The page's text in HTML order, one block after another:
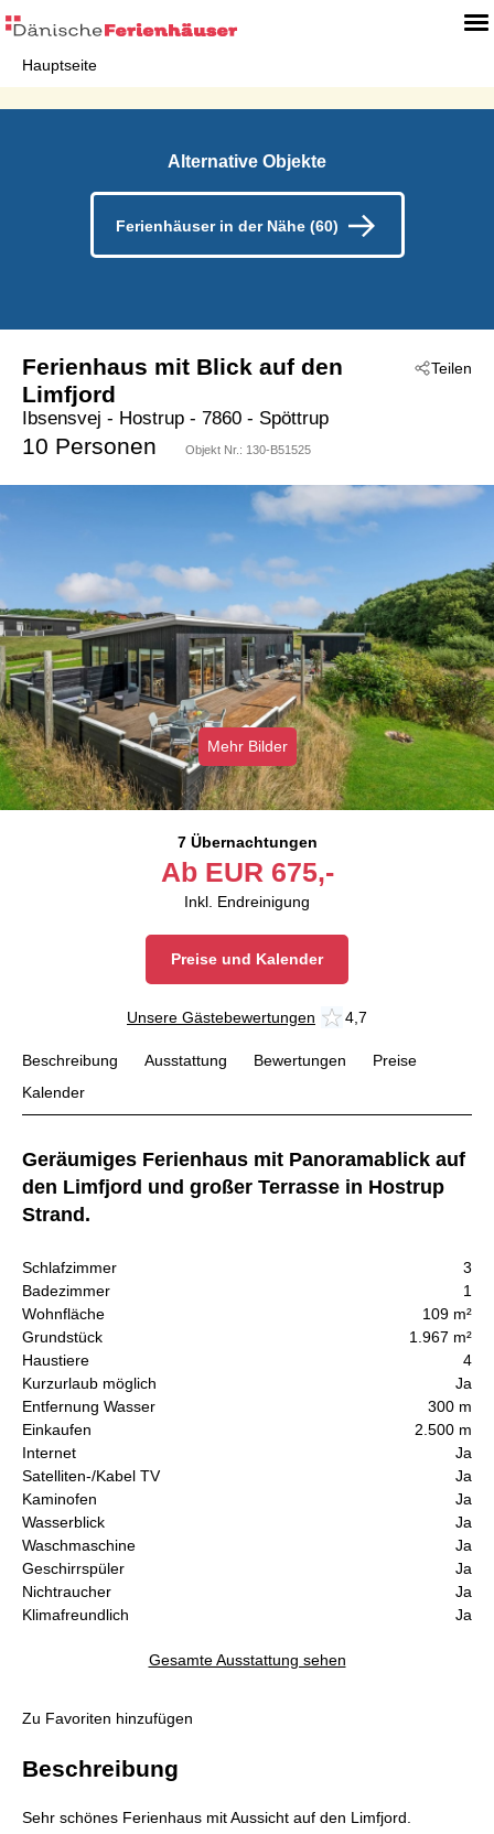
Hauptseite
Alternative Objekte
Ferienhäuser in der Nähe (60)
Teilen
Ferienhaus mit Blick auf den
Limfjord
Ibsensvej - Hostrup - 7860 - Spöttrup
10 Personen Objekt Nr.: 130-B51525
Mehr Bilder
7 Übernachtungen
Ab EUR 675,-
Inkl. Endreinigung
Preise und Kalender
Unsere Gästebewertungen 4,7
Beschreibung Ausstattung Bewertungen
Preise
Kalender
Geräumiges Ferienhaus mit Panoramablick auf
den Limfjord und großer Terrasse in Hostrup
Strand.
Schlafzimmer
3
Badezimmer
1
Wohnfläche
109 m²
Grundstück
1.967 m²
Haustiere
4
Kurzurlaub möglich
Ja
Entfernung Wasser
300 m
Einkaufen
2.500 m
Internet
Ja
Satelliten-/Kabel TV
Ja
Kaminofen
Ja
Wasserblick
Ja
Waschmaschine
Ja
Geschirrspüler
Ja
Nichtraucher
Ja
Klimafreundlich
Ja
Gesamte Ausstattung sehen
Zu Favoriten hinzufügen
Beschreibung
Sehr schönes Ferienhaus mit Aussicht auf den Limfjord.